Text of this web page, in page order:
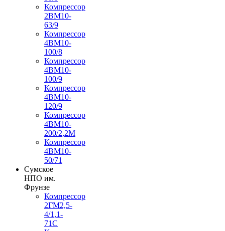
Компрессор
2ВМ10-
63/9
Компрессор
4ВМ10-
100/8
Компрессор
4ВМ10-
100/9
Компрессор
4ВМ10-
120/9
Компрессор
4ВМ10-
200/2,2М
Компрессор
4ВМ10-
50/71
Сумское
НПО им.
Фрунзе
Компрессор
2ГМ2,5-
4/1,1-
71С